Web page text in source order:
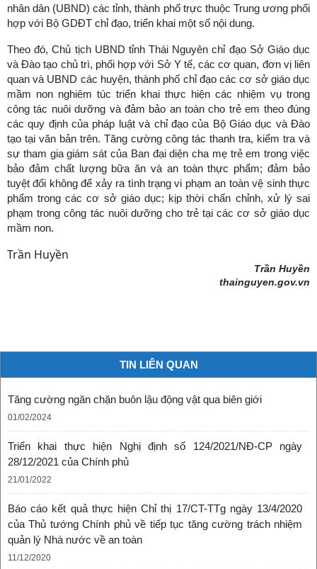
nhân dân (UBND) các tỉnh, thành phố trực thuộc Trung ương phối
hợp với Bộ GDĐT chỉ đạo, triển khai một số nội dung.
Theo đó, Chủ tịch UBND tỉnh Thái Nguyên chỉ đạo Sở Giáo dục
và Đào tạo chủ trì, phối hợp với Sở Y tế, các cơ quan, đơn vị liên
quan và UBND các huyện, thành phố chỉ đạo các cơ sở giáo dục
mầm non nghiêm túc triển khai thực hiện các nhiệm vụ trong
công tác nuôi dưỡng và đảm bảo an toàn cho trẻ em theo đúng
các quy định của pháp luật và chỉ đạo của Bộ Giáo dục và Đào
tạo tại văn bản trên. Tăng cường công tác thanh tra, kiểm tra và
sự tham gia giám sát của Ban đại diện cha mẹ trẻ em trong việc
bảo đảm chất lượng bữa ăn và an toàn thực phẩm; đảm bảo
tuyệt đối không để xảy ra tình trạng vi phạm an toàn vệ sinh thực
phẩm trong các cơ sở giáo dục; kịp thời chấn chỉnh, xử lý sai
phạm trong công tác nuôi dưỡng cho trẻ tại các cơ sở giáo dục
mầm non.
Trần Huyền
Trần Huyền
thainguyen.gov.vn
TIN LIÊN QUAN
Tăng cường ngăn chặn buôn lậu động vật qua biên giới
01/02/2024
Triển khai thực hiện Nghị định số 124/2021/NĐ-CP ngày
28/12/2021 của Chính phủ
21/01/2022
Báo cáo kết quả thực hiện Chỉ thị 17/CT-TTg ngày 13/4/2020
của Thủ tướng Chính phủ về tiếp tục tăng cường trách nhiệm
quản lý Nhà nước về an toàn
11/12/2020